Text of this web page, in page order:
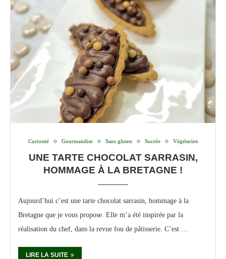
Curiosité Gourmandise Sans gluten Sucrée Végétarien
UNE TARTE CHOCOLAT SARRASIN,
HOMMAGE À LA BRETAGNE !
Aujourd’hui c’est une tarte chocolat sarrasin, hommage à la
Bretagne que je vous propose. Elle m’a été inspirée par la
réalisation du chef, dans la revue fou de pâtisserie. C’est …
LIRE LA SUITE